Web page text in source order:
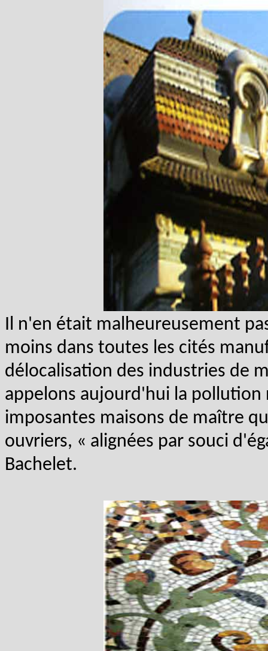
Il n'en était malheureusement
moins dans toutes les cités
délocalisation des industries de
appelons aujourd'hui la pollution
imposantes maisons de maître
ouvriers, « alignées par souci
Bachelet.